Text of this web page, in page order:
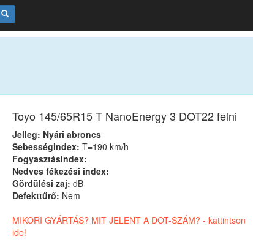
Toyo 145/65R15 T NanoEnergy 3 DOT22 felni
Jelleg: Nyári abroncs
Sebességindex: T=190 km/h
Fogyasztásindex:
Nedves fékezési index:
Gördülési zaj: dB
Defekttűrő: Nem
MIKORI GYÁRTÁS? MIT JELENT A DOT-SZÁM? - kattintson
ide!